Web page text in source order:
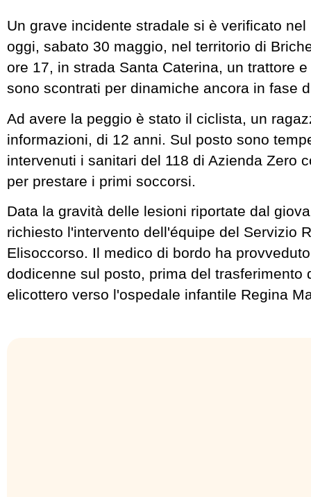
Un grave incidente stradale si è verificato
oggi, sabato 30 maggio, nel territorio di
ore 17, in strada Santa Caterina, un trattore
sono scontrati per dinamiche ancora in fase
Ad avere la peggio è stato il ciclista, un
informazioni, di 12 anni. Sul posto sono
intervenuti i sanitari del 118 di Azienda Zero
per prestare i primi soccorsi.
Data la gravità delle lesioni riportate dal
richiesto l'intervento dell'équipe del Servizio
Elisoccorso. Il medico di bordo ha
dodicenne sul posto, prima del trasferimento
elicottero verso l'ospedale infantile Regina